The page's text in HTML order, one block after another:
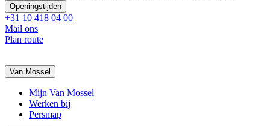
Openingstijden
+31 10 418 04 00
Mail ons
Plan route
Van Mossel
Mijn Van Mossel
Werken bij
Persmap